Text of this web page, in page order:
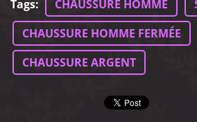
Tags: CHAUSSURE HOMME
CHAUSSURE HOMME FERMÉE
CHAUSSURE ARGENT